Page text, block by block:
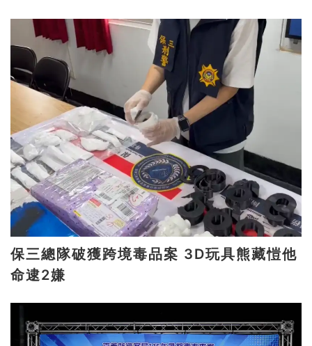
保三總隊破獲跨境毒品案 3D玩具熊藏愷他
命逮2嫌